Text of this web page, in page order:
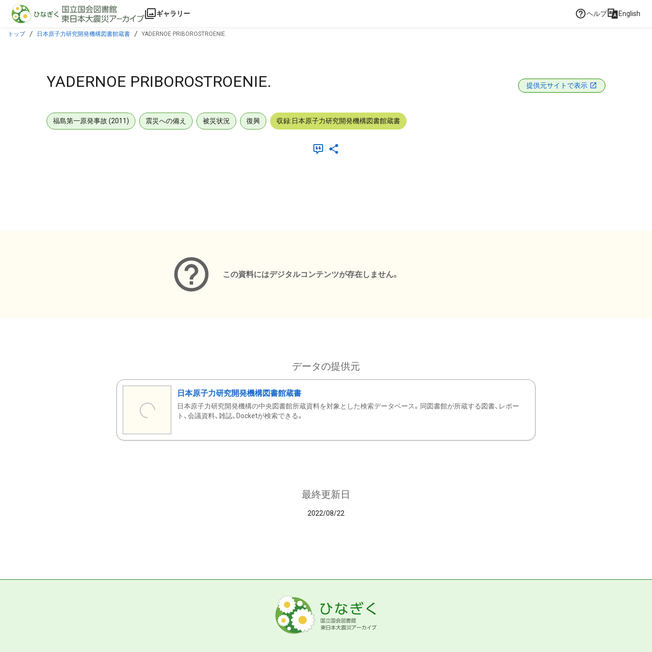
本文に飛ぶ
ギャラリー ヘルプ English
トップ 日本原子力研究開発機構図書館蔵書 YADERNOE PRIBOROSTROENIE.
YADERNOE PRIBOROSTROENIE. 提供元サイトで表示
福島第一原発事故 (2011) 震災への備え 被災状況 復興 収録:日本原子力研究開発機構図書館蔵書
この資料にはデジタルコンテンツが存在しません。
データの提供元
日本原子力研究開発機構図書館蔵書
日本原子力研究開発機構の中央図書館所蔵資料を対象とした検索データベース。同図書館が所蔵する図書、レポー
ト、会議資料、雑誌、Docketが検索できる。
最終更新日
2022/08/22